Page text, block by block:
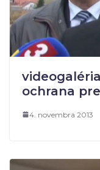
ochrana
4. novembra 2013